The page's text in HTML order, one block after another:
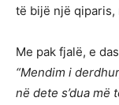
të bijë një qiparis,
Me pak fjalë, e
“Mendim i
në dete s’dua më